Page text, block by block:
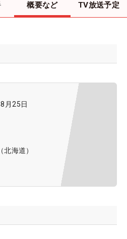
概要など TV放送予定
月25日
海道）